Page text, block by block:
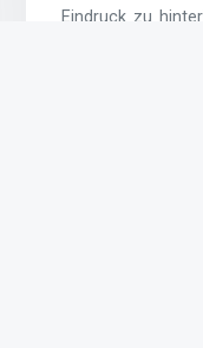
Eindruck zu